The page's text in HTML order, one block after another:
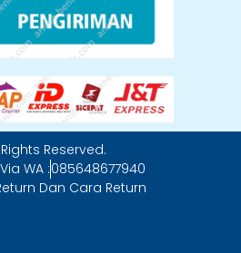
Reserved.
WA :085648677940
Dan Cara Return